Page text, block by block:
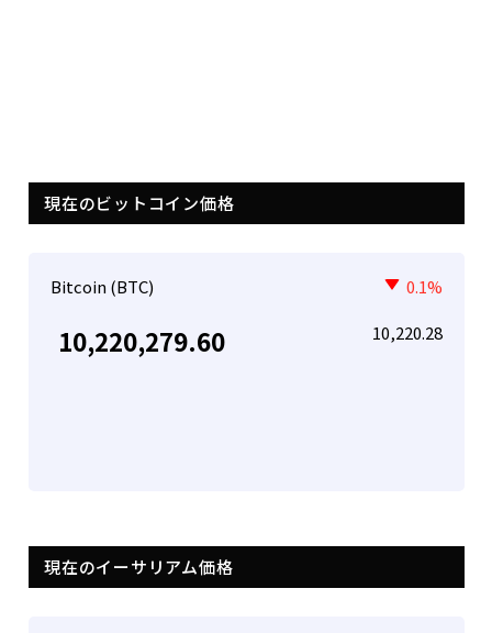
現在のビットコイン価格
Bitcoin (BTC) 0.1%
10,220,279.60 10,220.28
現在のイーサリアム価格